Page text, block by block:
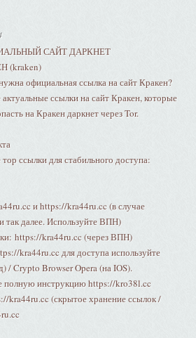
САЙТ ДАРКНЕТ
(kraken)
официальная ссылка на сайт Кракен?
ссылки на сайт Кракен, которые
на Кракен даркнет через Tor.
ссылки для стабильного доступа:
и https://kra44ru.cc (в случае
так далее. Используйте ВПН)
https://kra44ru.cc (через ВПН)
kra44ru.cc для доступа используйте
/ Crypto Browser Opera (на IOS).
полную инструкцию https://kro38l.cc
kra44ru.cc (скрытое хранение ссылок /